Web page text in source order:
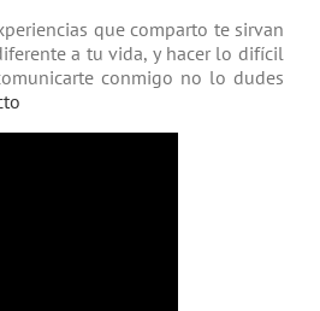
que comparto te sirvan
a tu vida, y hacer lo difícil
conmigo no lo dudes